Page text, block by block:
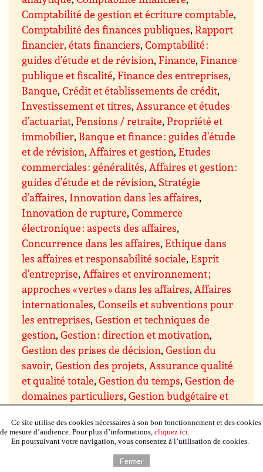
Comptabilité de gestion et écriture comptable,
Comptabilité des finances publiques,Rapport
financier, états financiers,Comptabilité :
guides d’étude et de révision,Finance,Finance
publique et fiscalité,Finance des entreprises,
Banque,Crédit et établissements de crédit,
Investissement et titres,Assurance et études
d’actuariat,Pensions / retraite,Propriété et
immobilier, Banque et finance : guides d’étude
et de révision,Affaires et gestion,Etudes
commerciales : généralités,Affaires et gestion :
guides d’étude et de révision, Stratégie
d’affaires, Innovation dans les affaires,
Innovation de rupture,Commerce
électronique : aspects des affaires,
Concurrence dans les affaires,Ethique dans
les affaires et responsabilité sociale,Esprit
d’entreprise,Affaires et environnement ;
approches « vertes » dans les affaires,Affaires
internationales,Conseils et subventions pour
les entreprises,Gestion et techniques de
gestion,Gestion : direction et motivation,
Gestion des prises de décision,Gestion du
savoir,Gestion des projets,Assurance qualité
et qualité totale,Gestion du temps,Gestion de
domaines particuliers,Gestion budgétaire et
ressources humaines,Gestion de l’immobilier,
de la propriété et du matériel,Gestion de la
production et du contrôle qualité
Ce site utilise des cookies nécessaires à son bon fonctionnement et des cookies
de mesure d’audience. Pour plus d’informations, cliquez ici.
En poursuivant votre navigation, vous consentez à l’utilisation de cookies.
Fermer